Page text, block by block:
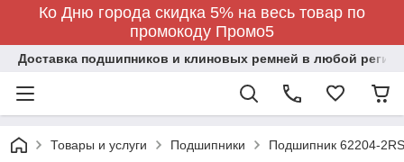
Ко Дню города скидка 5% на весь товар по
промокоду Промо5
Доставка подшипников и клиновых ремней в любой регион
Товары и услуги Подшипники Подшипник 62204-